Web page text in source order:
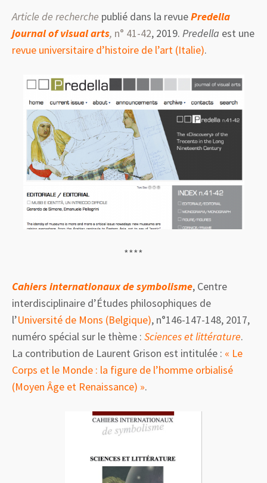
Article de recherche publié dans la revuePredella
journal of visual arts, n° 41-42, 2019. Predella est une
revue universitaire d’histoire de l’art (Italie).
****
Cahiers internationaux de symbolisme, Centre
interdisciplinaire d’Études philosophiques de
l’Université de Mons (Belgique), n°146-147-148, 2017,
numéro spécial sur le thème : Sciences et littérature.
La contribution de Laurent Grison est intitulée : « Le
Corps et le Monde : la figure de l’homme orbialisé
(Moyen Âge et Renaissance) ».